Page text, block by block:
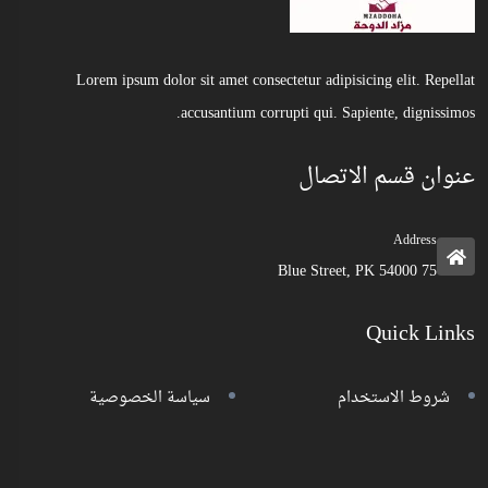
Lorem ipsum dolor sit amet consectetur adipisicing elit. Repellat
accusantium corrupti qui. Sapiente, dignissimos.
عنوان قسم الاتصال
Address
75 Blue Street, PK 54000
Quick Links
شروط الاستخدام سياسة الخصوصية